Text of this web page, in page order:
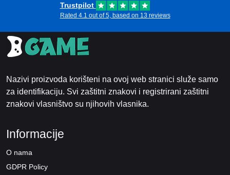
Trustpilot
Rated 4.1 out of 5, based on 13 reviews
Nazivi proizvoda korišteni na ovoj web stranici služe samo
za identifikaciju. Svi zaštitni znakovi i registrirani zaštitni
znakovi vlasništvo su njihovih vlasnika.
Informacije
O nama
GDPR Policy